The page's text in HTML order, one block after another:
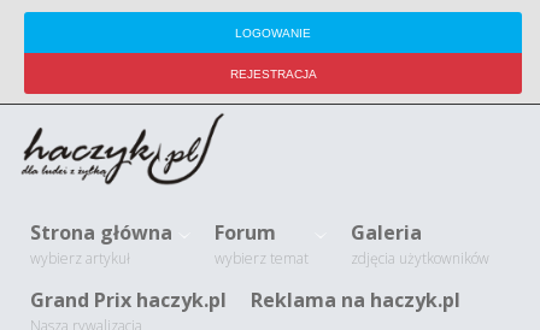
LOGOWANIE
REJESTRACJA
Strona główna
wybierz artykuł
Forum
wybierz temat
Galeria
zdjęcia użytkowników
Grand Prix haczyk.pl Reklama na haczyk.pl